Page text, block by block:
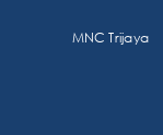
MNC Trijaya